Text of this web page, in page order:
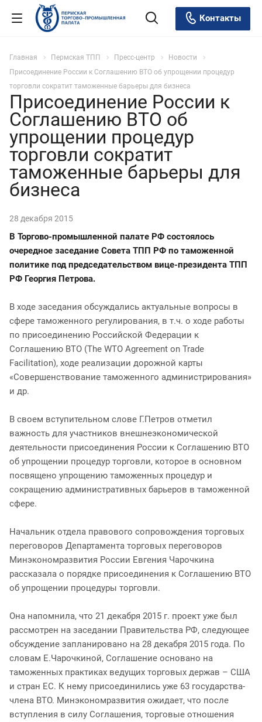
Контакты
Главная Пермская ТПП Пресс-центр
Новости
Присоединение России к Соглашению ВТО об упрощении процедур
торговли сократит таможенные барьеры для бизнеса
Присоединение России к
Соглашению ВТО об
упрощении процедур
торговли сократит
таможенные барьеры для
бизнеса
28 декабря 2015
В Торгово-промышленной палате РФ состоялось
очередное заседание Совета ТПП РФ по таможенной
политике под председательством вице-президента ТПП
РФ Георгия Петрова.
В ходе заседания обсуждались актуальные вопросы в
сфере таможенного регулирования, в т.ч. о ходе работы
по присоединению Российской Федерации к
Соглашению ВТО (The WTO Agreement on Trade
Facilitation), ходе реализации дорожной карты
«Совершенствование таможенного администрирования»
и др.
В своем вступительном слове Г.Петров отметил
важность для участников внешнеэкономической
деятельности присоединения России к Соглашению ВТО
об упрощении процедур торговли, которое в основном
посвящено упрощению таможенных процедур и
сокращению административных барьеров в таможенной
сфере.
Начальник отдела правового сопровождения торговых
переговоров Департамента торговых переговоров
Минэкономразвития России Евгения Чарочкина
рассказала о порядке присоединения к Соглашению ВТО
об упрощении процедуры торговли.
Она напомнила, что 21 декабря 2015 г. проект уже был
рассмотрен на заседании Правительства РФ, следующее
обсуждение запланировано на 28 декабря 2015 года. По
словам Е.Чарочкиной, Соглашение основано на
таможенных практиках ведущих торговых держав – США
и стран ЕС. К нему присоединились уже 63 государства-
члена ВТО. Минэкономразвития ожидает, что после
вступления в силу Соглашения, торговые отношения